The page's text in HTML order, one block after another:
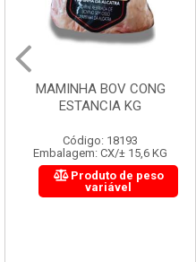
MAMINHA BOV CONG
ESTANCIA KG
Código: 18193
Embalagem: CX/± 15,6 KG
Produto de peso
variável